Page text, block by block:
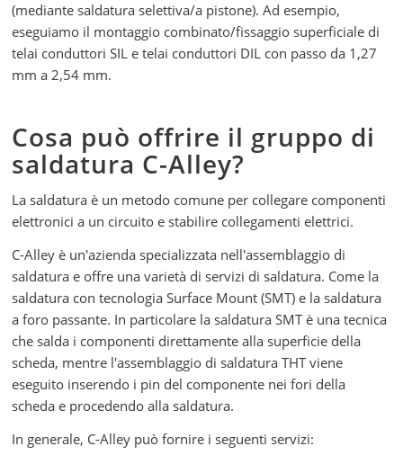
(mediante saldatura selettiva/a pistone). Ad esempio,
eseguiamo il montaggio combinato/fissaggio superficiale di
telai conduttori SIL e telai conduttori DIL con passo da 1,27
mm a 2,54 mm.
Cosa può offrire il gruppo di
saldatura C-Alley?
La saldatura è un metodo comune per collegare componenti
elettronici a un circuito e stabilire collegamenti elettrici.
C-Alley è un'azienda specializzata nell'assemblaggio di
saldatura e offre una varietà di servizi di saldatura. Come la
saldatura con tecnologia Surface Mount (SMT) e la saldatura
a foro passante. In particolare la saldatura SMT è una tecnica
che salda i componenti direttamente alla superficie della
scheda, mentre l'assemblaggio di saldatura THT viene
eseguito inserendo i pin del componente nei fori della
scheda e procedendo alla saldatura.
In generale, C-Alley può fornire i seguenti servizi: